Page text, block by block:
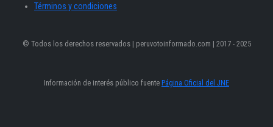
Términos y condiciones
© Todos los derechos reservados | peruvotoinformado.com | 2017 - 2025
Información de interés público fuente Página Oficial del JNE